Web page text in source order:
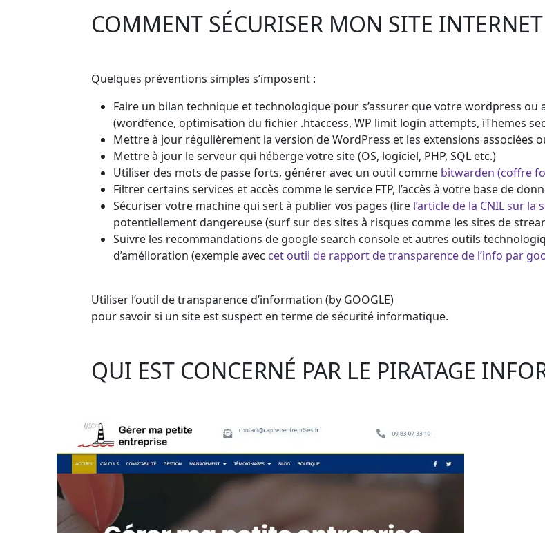
COMMENT SÉCURISER MON SITE
Quelques préventions simples s’imposent :
Faire un bilan technique et technologique pour s’assurer que votre wordpress
(wordfence, optimisation du fichier .htaccess, WP limit login attempts, iThemes
Mettre à jour régulièrement la version de WordPress et les extensions associées
Mettre à jour le serveur qui héberge votre site (OS, logiciel, PHP, SQL etc.)
Utiliser des mots de passe forts, générer avec un outil comme bitwarden (coffre
Filtrer certains services et accès comme le service FTP, l’accès à votre base de
Sécuriser votre machine qui sert à publier vos pages (lire l’article de la CNIL sur
potentiellement dangereuse (surf sur des sites à risques comme les sites de
Suivre les recommandations de google search console et autres outils
d’amélioration (exemple avec cet outil de rapport de transparence de l’info par
Utiliser l’outil de transparence d’information (by GOOGLE)
pour savoir si un site est suspect en terme de sécurité informatique.
QUI EST CONCERNÉ PAR LE PIRATAGE